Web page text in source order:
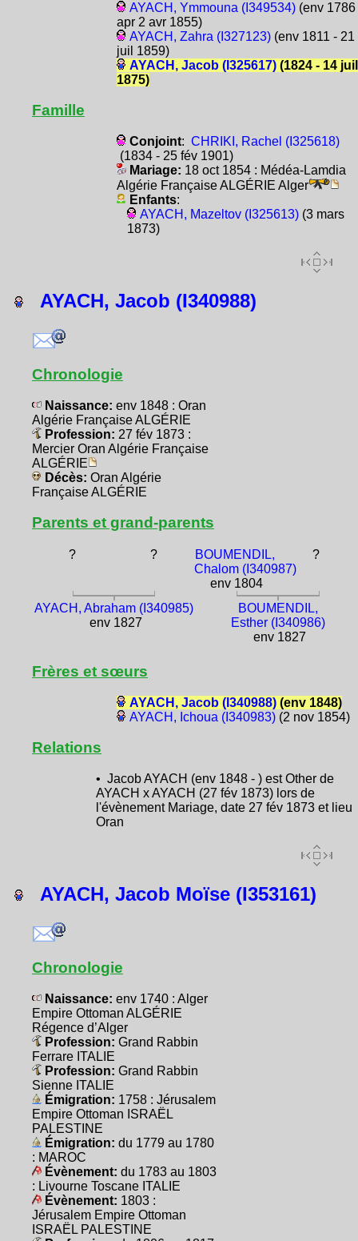
AYACH, Ymmouna (I349534)(env 1786
apr 2 avr 1855)
AYACH, Zahra (I327123)(env 1811 - 21
juil 1859)
AYACH, Jacob (I325617)(1824 - 14 juil
1875)
Famille
Conjoint: CHRIKI, Rachel (I325618)
(1834 - 25 fév 1901)
Mariage: 18 oct 1854 : Médéa-Lamdia
Algérie Française ALGÉRIE Alger
Enfants:
AYACH, Mazeltov (I325613)(3 mars
1873)
AYACH, Jacob (I340988)
Chronologie
Naissance: env 1848 : Oran
Algérie Française ALGÉRIE
Profession: 27 fév 1873 :
Mercier Oran Algérie Française
ALGÉRIE
Décès: Oran Algérie
Française ALGÉRIE
Parents et grand-parents
? ?
BOUMENDIL,
Chalom (I340987)
env 1804
?
AYACH, Abraham (I340985)
env 1827
BOUMENDIL,
Esther (I340986)
env 1827
Frères et sœurs
AYACH, Jacob (I340988)(env 1848)
AYACH, Ichoua (I340983)(2 nov 1854)
Relations
• Jacob AYACH (env 1848 - ) est Other de
AYACH x AYACH (27 fév 1873) lors de
l'évènement Mariage, date 27 fév 1873 et lieu
Oran
AYACH, Jacob Moïse (I353161)
Chronologie
Naissance: env 1740 : Alger
Empire Ottoman ALGÉRIE
Régence d’Alger
Profession: Grand Rabbin
Ferrare ITALIE
Profession: Grand Rabbin
Sienne ITALIE
Émigration: 1758 : Jérusalem
Empire Ottoman ISRAËL
PALESTINE
Émigration: du 1779 au 1780
: MAROC
Évènement: du 1783 au 1803
: Livourne Toscane ITALIE
Évènement: 1803 :
Jérusalem Empire Ottoman
ISRAËL PALESTINE